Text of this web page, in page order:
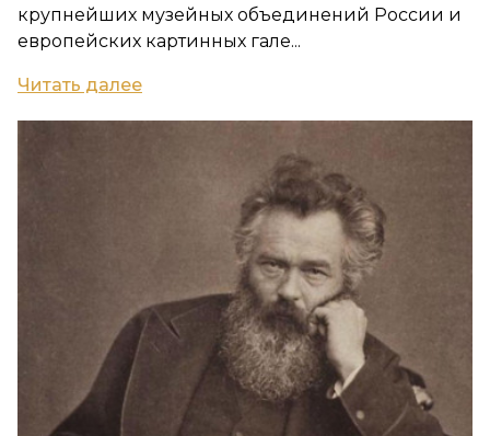
крупнейших музейных объединений России и
европейских картинных гале...
Читать далее